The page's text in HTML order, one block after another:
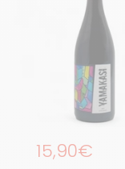
Prix régulier
15,90€